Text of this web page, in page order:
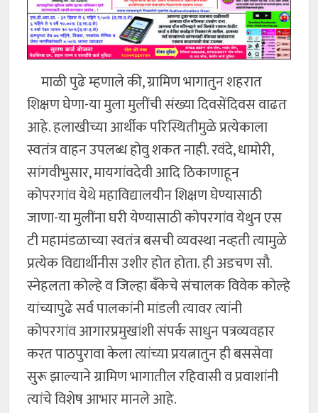
माळी पुढे म्हणाले की, ग्रामिण भागातुन शहरात
शिक्षण घेणा-या मुला मुलींची संख्या दिवसेंदिवस वाढत
आहे. हलाखीच्या आर्थीक परिस्थितीमुळे प्रत्येकाला
स्वतंत्र वाहन उपलब्ध होवु शकत नाही. रवंदे, धामोरी,
सांगवीभुसार, मायगांवदेवी आदि ठिकाणाहून
कोपरगांव येथे महाविद्यालयीन शिक्षण घेण्यासाठी
जाणा-या मुलींना घरी येण्यासाठी कोपरगांव येथुन एस
टी महामंडळाच्या स्वतंत्र बसची व्यवस्था नव्हती त्यामुळे
प्रत्येक विद्यार्थीनीस उशीर होत होता. ही अडचण सौ.
स्नेहलता कोल्हे व जिल्हा बँकेचे संचालक विवेक कोल्हे
यांच्यापुढे सर्व पालकांनी मांडली त्यावर त्यांनी
कोपरगांव आगारप्रमुखांशी संपर्क साधुन पत्रव्यवहार
करत पाठपुरावा केला त्यांच्या प्रयत्नातुन ही बससेवा
सुरू झाल्याने ग्रामिण भागातील रहिवासी व प्रवाशांनी
त्यांचे विशेष आभार मानले आहे.